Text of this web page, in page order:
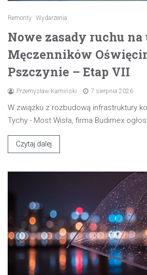
Remonty Wydarzenia
Nowe zasady ruchu na
Męczenników
Pszczynie – Etap VII
Przemysław Kamiński 7 sierpnia 2026
W związku z rozbudową infrastruktury
Tychy - Most Wisła, firma Budimex
Czytaj dalej